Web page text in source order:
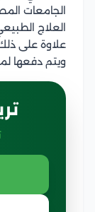
ويتم دفعها